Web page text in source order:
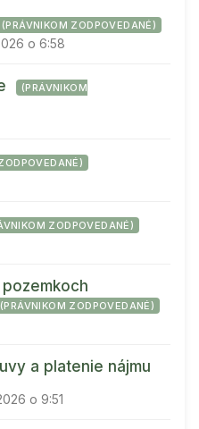
(PRÁVNIKOM ZODPOVEDANÉ)
o 6:58
(PRÁVNIKOM
ZODPOVEDANÉ)
(PRÁVNIKOM ZODPOVEDANÉ)
a platenie nájmu
o 9:51